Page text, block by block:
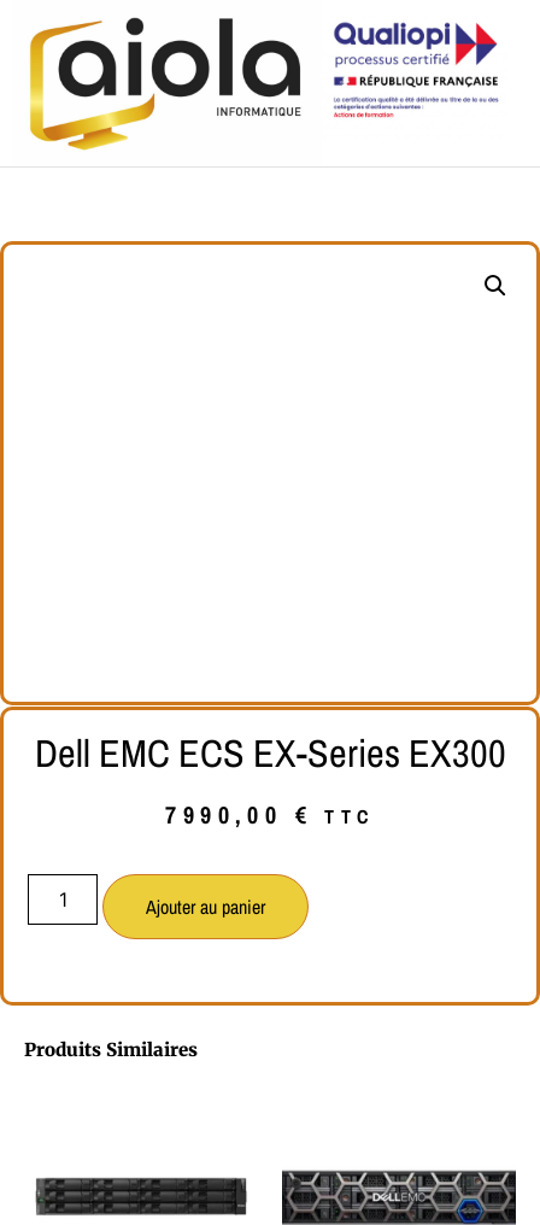
Dell EMC ECS EX-Series EX300
7990,00 € TTC
Ajouter au panier
Produits Similaires